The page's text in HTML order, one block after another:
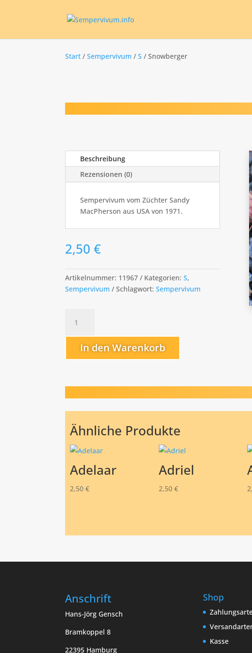
Start /Sempervivum /S / Snowberger
Beschreibung
Rezensionen (0)
Sempervivum vom Züchter Sandy
MacPherson aus USA von 1971.
2,50€
Artikelnummer: 11967 Kategorien:S,
Sempervivum
Schlagwort:Sempervivum
Menge
In den Warenkorb
Ähnliche Produkte
Adelaar
2,50€
Adriel
2,50 €
Anschrift
Hans-Jörg Gensch
Bramkoppel 8
22395 Hamburg
Shop
Kasse